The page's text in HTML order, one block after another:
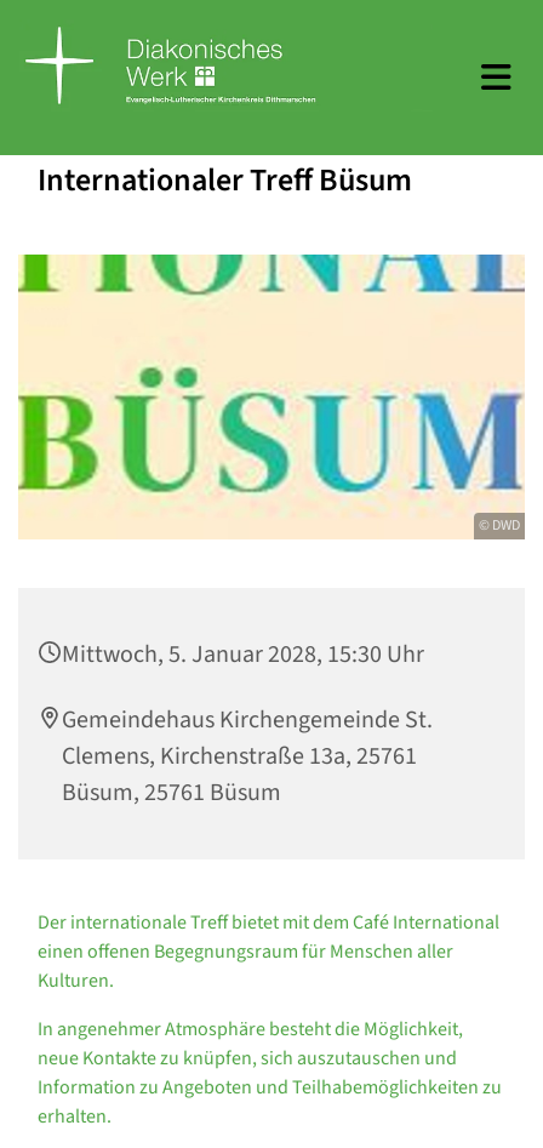
Internationaler Treff Büsum
© DWD
Mittwoch, 5. Januar 2028, 15:30 Uhr
Gemeindehaus Kirchengemeinde St.
Clemens, Kirchenstraße 13a, 25761
Büsum, 25761 Büsum
Der internationale Treff bietet mit dem Café International
einen offenen Begegnungsraum für Menschen aller
Kulturen.
In angenehmer Atmosphäre besteht die Möglichkeit,
neue Kontakte zu knüpfen, sich auszutauschen und
Information zu Angeboten und Teilhabemöglichkeiten zu
erhalten.